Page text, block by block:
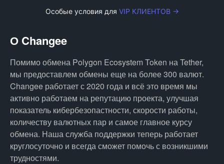
Особые условия для VIP КЛИЕНТОВ →
О Changee
Помимо обмена Polygon Ecosystem Token на Tether,
мы предоставлем обмены еще на более 300 валют.
Changee работает с 2020 года и всё это время мы
активно работаем на репутацию проекта, улучшая
показатель кибербезопастности, скорости работы,
количеству валютных пар и самое главное курсу
обмена. Наша служба поддержки теперь работает
круглосуточно и всегда сможет помочь с возникшими
трудностями.